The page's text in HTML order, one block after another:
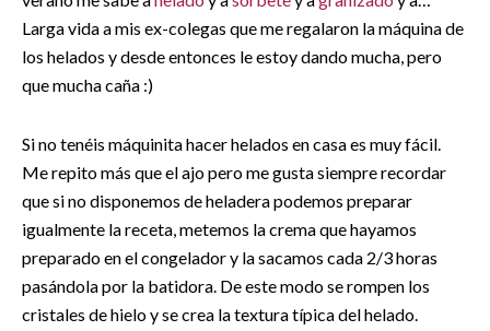
Larga vida a mis ex-colegas que me regalaron la máquina de
los helados y desde entonces le estoy dando mucha, pero
que mucha caña :)
Si no tenéis máquinita hacer helados en casa es muy fácil.
Me repito más que el ajo pero me gusta siempre recordar
que si no disponemos de heladera podemos preparar
igualmente la receta, metemos la crema que hayamos
preparado en el congelador y la sacamos cada 2/3 horas
pasándola por la batidora. De este modo se rompen los
cristales de hielo y se crea la textura típica del helado.